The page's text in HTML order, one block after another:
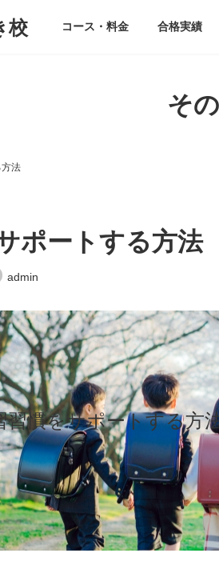
校 コース・料金 合格実績
そ
法
ポートする方法
admin
習慣をサポートする方